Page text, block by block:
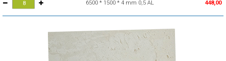
6500 * 1500 * 4 mm 0,5 AL 448,00